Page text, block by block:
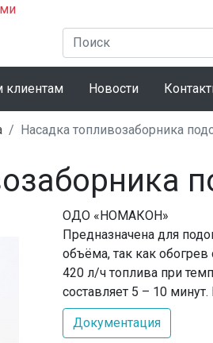
Новости
Насадка топливозаборника
ОДО «НОМАКОН»
Предназначена для
объёма, так как обогрев
420 л/ч топлива при
составляет 5 – 10
Документация